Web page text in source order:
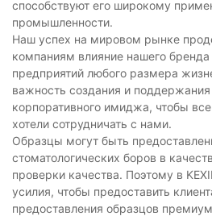
способствуют его широкому
промышленности.
Наш успех на мировом рынке
компаниям влияние нашего бренда
предприятий любого размера
важность создания и поддержания
корпоративного имиджа, чтобы
хотели сотрудничать с нами.
Образцы могут быть
стоматологических боров в
проверки качества. Поэтому в
усилия, чтобы предоставить
предоставления образцов